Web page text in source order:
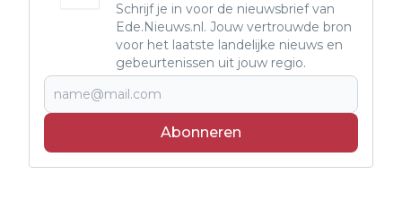
Schrijf je in voor de nieuwsbrief van
Ede.Nieuws.nl. Jouw vertrouwde bron
voor het laatste landelijke nieuws en
gebeurtenissen uit jouw regio.
Abonneren